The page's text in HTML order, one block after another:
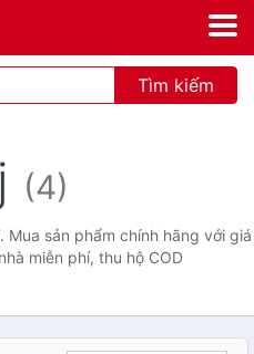
Tìm kiếm
(4)
sản phẩm chính hãng với giá
miễn phí, thu hộ COD